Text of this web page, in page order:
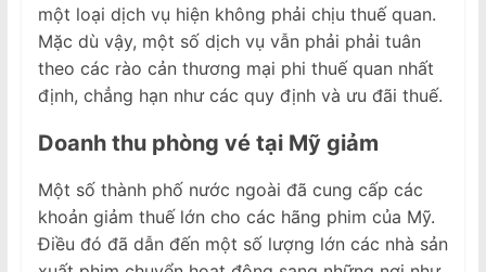
một loại dịch vụ hiện không phải chịu thuế quan.
Mặc dù vậy, một số dịch vụ vẫn phải phải tuân
theo các rào cản thương mại phi thuế quan nhất
định, chẳng hạn như các quy định và ưu đãi thuế.
Doanh thu phòng vé tại Mỹ giảm
Một số thành phố nước ngoài đã cung cấp các
khoản giảm thuế lớn cho các hãng phim của Mỹ.
Điều đó đã dẫn đến một số lượng lớn các nhà sản